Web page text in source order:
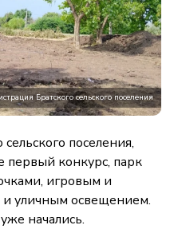
Братского сельского поселения
поселения,
первый конкурс, парк
игровым и
уличным освещением.
начались.